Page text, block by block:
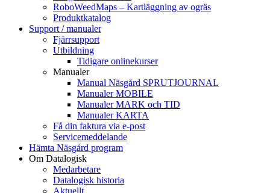
RoboWeedMaps – Kartläggning av ogräs
Produktkatalog
Support / manualer
Fjärrsupport
Utbildning
Tidigare onlinekurser
Manualer
Manual Näsgård SPRUTJOURNAL
Manualer MOBILE
Manualer MARK och TID
Manualer KARTA
Få din faktura via e-post
Servicemeddelande
Hämta Näsgård program
Om Datalogisk
Medarbetare
Datalogisk historia
Aktuellt